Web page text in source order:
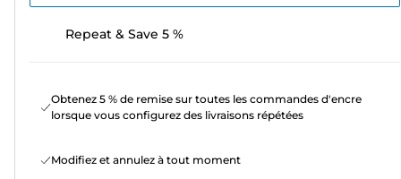
Repeat & Save 5 %
Obtenez 5 % de remise sur toutes les commandes d'encre
lorsque vous configurez des livraisons répétées
Modifiez et annulez à tout moment